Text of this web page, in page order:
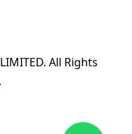
All Rights